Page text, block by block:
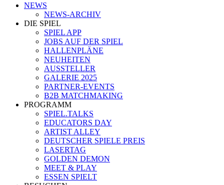
NEWS
NEWS-ARCHIV
DIE SPIEL
SPIEL APP
JOBS AUF DER SPIEL
HALLENPLÄNE
NEUHEITEN
AUSSTELLER
GALERIE 2025
PARTNER-EVENTS
B2B MATCHMAKING
PROGRAMM
SPIEL.TALKS
EDUCATORS DAY
ARTIST ALLEY
DEUTSCHER SPIELE PREIS
LASERTAG
GOLDEN DEMON
MEET & PLAY
ESSEN SPIELT